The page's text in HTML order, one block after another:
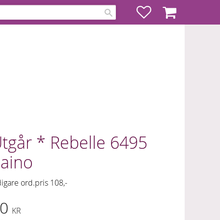
FavoriterKundvagn
* Rebelle 6495
ord.pris 108,-
pris:
KR